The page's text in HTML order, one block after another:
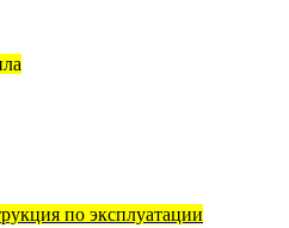
по эксплуатации